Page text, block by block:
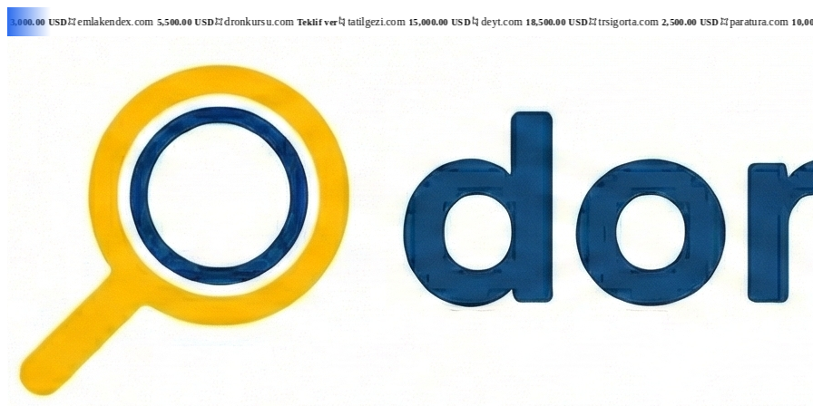
emlakendex.com 5,500.00 USD dronkursu.com Teklif ver tatilgezi.com 15,000.00 USD deyt.com 18,500.00 USD trsigorta.com 2,500.00 USD paratura.com 10,000.00 USD